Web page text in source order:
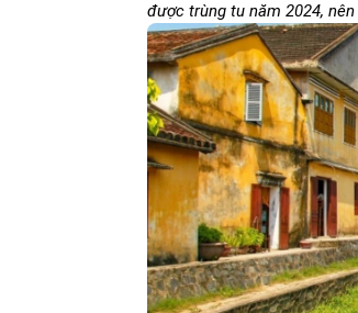
được trùng tu năm 2024,